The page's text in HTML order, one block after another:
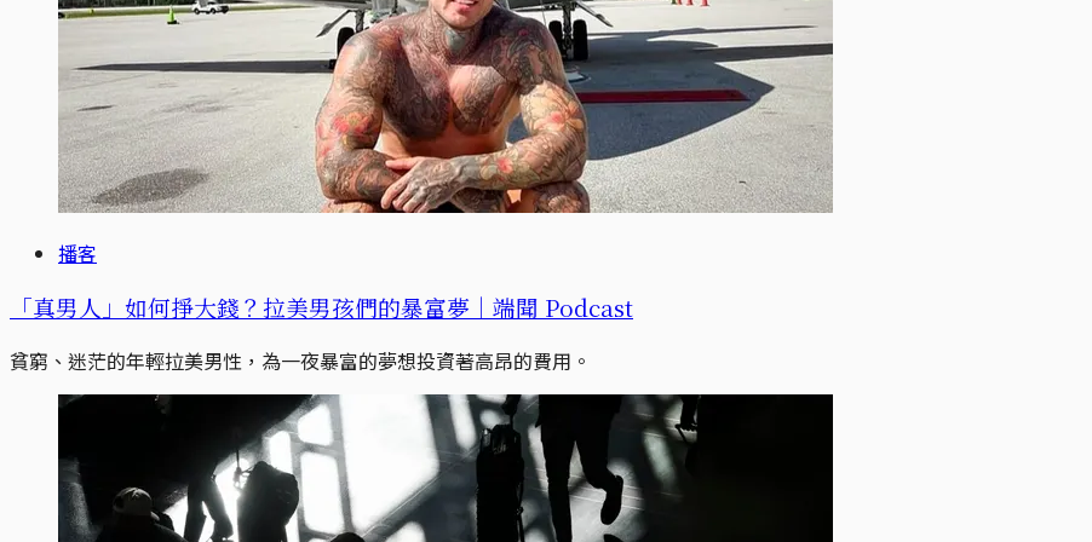
播客
「真男人」如何掙大錢？拉美男孩們的暴富夢｜端聞 Podcast
貧窮、迷茫的年輕拉美男性，為一夜暴富的夢想投資著高昂的費用。